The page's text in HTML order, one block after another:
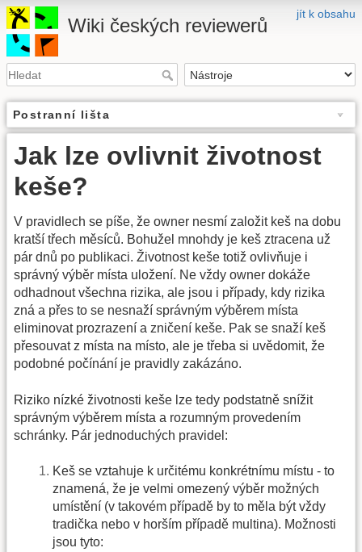
jít k obsahu
Wiki českých reviewerů
Postranní lišta
Jak lze ovlivnit životnost
keše?
V pravidlech se píše, že owner nesmí založit keš na dobu
kratší třech měsíců. Bohužel mnohdy je keš ztracena už
pár dnů po publikaci. Životnost keše totiž ovlivňuje i
správný výběr místa uložení. Ne vždy owner dokáže
odhadnout všechna rizika, ale jsou i případy, kdy rizika
zná a přes to se nesnaží správným výběrem místa
eliminovat prozrazení a zničení keše. Pak se snaží keš
přesouvat z místa na místo, ale je třeba si uvědomit, že
podobné počínání je pravidly zakázáno.
Riziko nízké životnosti keše lze tedy podstatně snížit
správným výběrem místa a rozumným provedením
schránky. Pár jednoduchých pravidel:
Keš se vztahuje k určitému konkrétnímu místu - to
znamená, že je velmi omezený výběr možných
umístění (v takovém případě by to měla být vždy
tradička nebo v horším případě multina). Možnosti
jsou tyto: